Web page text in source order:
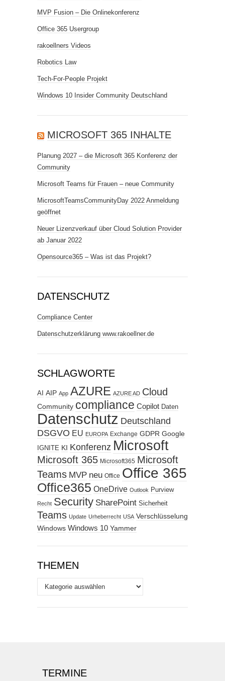
MVP Fusion – Die Onlinekonferenz
Office 365 Usergroup
rakoellners Videos
Robotics Law
Tech-For-People Projekt
Windows 10 Insider Community Deutschland
MICROSOFT 365 INHALTE
Planung 2027 – die Microsoft 365 Konferenz der
Community
Microsoft Teams für Frauen – neue Community
MicrosoftTeamsCommunityDay 2022 Anmeldung
geöffnet
Neuer Lizenzverkauf über Cloud Solution Provider
ab Januar 2022
Opensource365 – Was ist das Projekt?
DATENSCHUTZ
Compliance Center
Datenschutzerklärung www.rakoellner.de
SCHLAGWORTE
AI AIP App AZURE AZURE AD Cloud
Community compliance Copilot Daten
Datenschutz Deutschland
DSGVO EU EUROPA Exchange GDPR Google
IGNITE KI Konferenz Microsoft
Microsoft 365 Microsoft365 Microsoft
Teams MVP neu Office Office 365
Office365 OneDrive Outlook Purview
Recht Security SharePoint Sicherheit
Teams Update Urheberrecht USA Verschlüsselung
Windows Windows 10 Yammer
THEMEN
Themen
TERMINE